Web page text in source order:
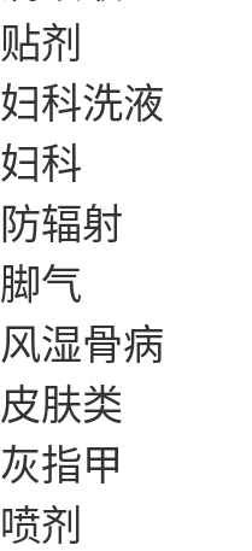
贴剂
妇科洗液
妇科
防辐射
脚气
风湿骨病
皮肤类
灰指甲
喷剂